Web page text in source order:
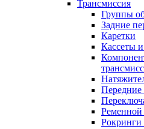
Трансмиссия
Группы
Задние
Каретки
Кассеты
Передние
Рокринги